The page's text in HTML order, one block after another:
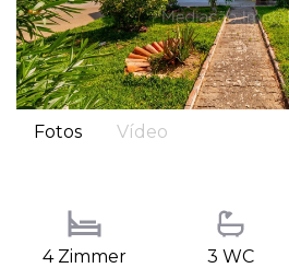
Fotos Vídeo
4 Zimmer 3 WC